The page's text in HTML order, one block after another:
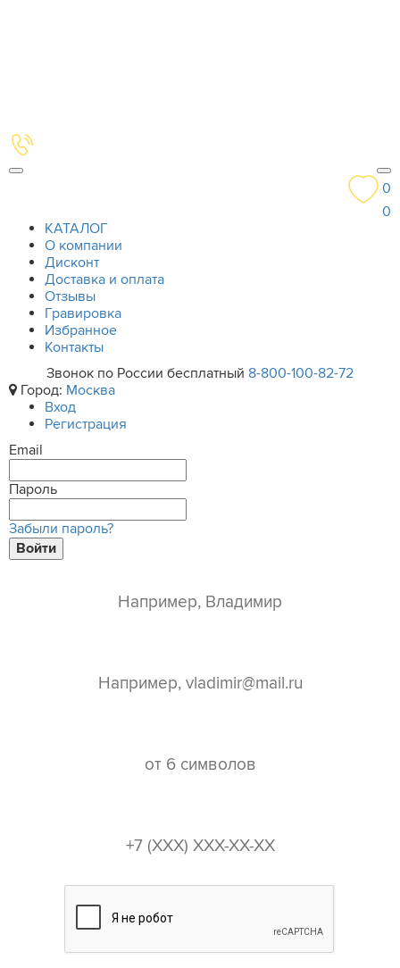
0
0
КАТАЛОГ
О компании
Дисконт
Доставка и оплата
Отзывы
Гравировка
Избранное
Контакты
Звонок по России бесплатный 8-800-100-82-72
Город: Москва
Вход
Регистрация
Email
Пароль
Забыли пароль?
Войти